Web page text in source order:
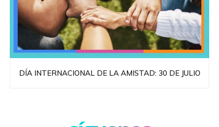
DÍA INTERNACIONAL DE LA AMISTAD: 30 DE JULIO